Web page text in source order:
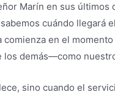
Marín en sus últimos
cuándo llegará
en el
demás—como
sino cuando el